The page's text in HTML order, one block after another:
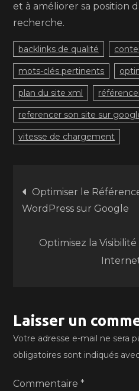
et à améliorer sa position
recherche.
backlinks de qualité
mots-clés pertinents
plan du site xml
referencer son site sur
vitesse de chargement
de
l’article
Optimiser le
WordPress sur Google
Optimisez la
Laisser un
Votre adresse e-mail ne sera
obligatoires sont indiqués
Commentaire*